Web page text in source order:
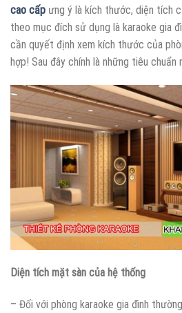
cao cấp ưng ý là kích thước, diện tích
theo mục đích sử dụng là karaoke gia
cần quyết định xem kích thước của
hợp! Sau đây chính là những tiêu chuẩn
Diện tích mặt sàn của hệ thống
– Đối với phòng karaoke gia đình